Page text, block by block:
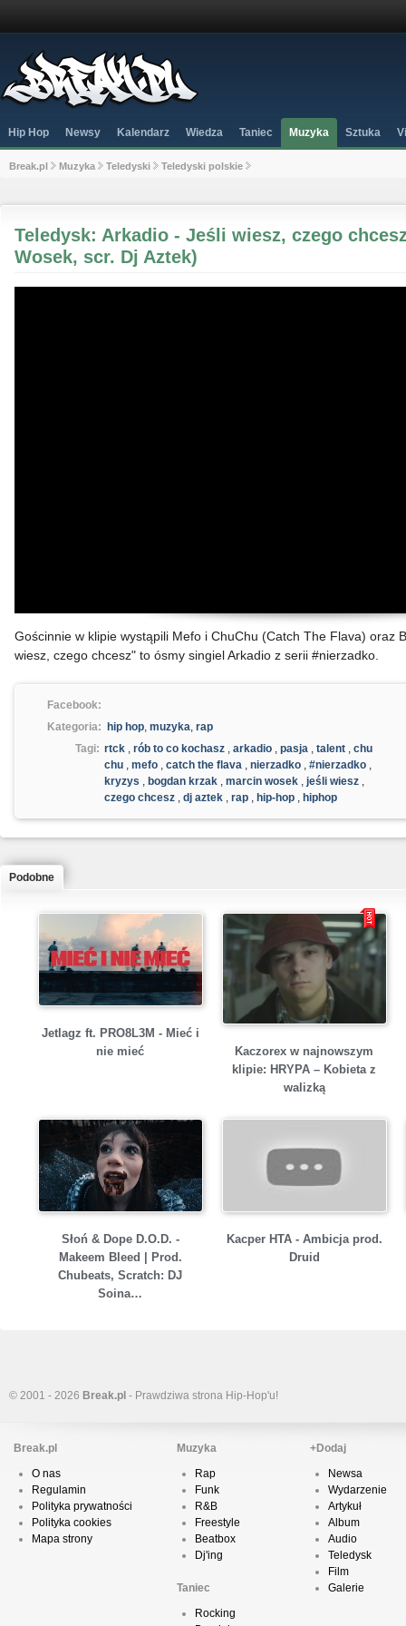
Hip Hop Newsy Kalendarz Wiedza Taniec Muzyka Sztuka
Break.pl Muzyka Teledyski Teledyski polskie
Teledysk: Arkadio - Jeśli wiesz, czego
Wosek, scr. Dj Aztek)
Gościnnie w klipie wystąpili Mefo i ChuChu (Catch The Flava) oraz
wiesz, czego chcesz" to ósmy singiel Arkadio z serii #nierzadko.
Facebook:
Kategoria:
hip hop, muzyka, rap
Tagi: rtck , rób to co kochasz , arkadio , pasja , talent , chu
chu , mefo , catch the flava , nierzadko , #nierzadko ,
kryzys , bogdan krzak , marcin wosek , jeśli wiesz ,
czego chcesz , dj aztek , rap , hip-hop , hiphop
Podobne
Jetlagz ft. PRO8L3M - Mieć i
nie mieć
Kaczorex w najnowszym
klipie: HRYPA – Kobieta z
walizką
Słoń & Dope D.O.D. -
Makeem Bleed | Prod.
Chubeats, Scratch: DJ
Soina…
Kacper HTA - Ambicja prod.
Druid
© 2001 - 2026 Break.pl - Prawdziwa strona Hip-Hop'u!
Break.pl
O nas
Regulamin
Polityka prywatności
Polityka cookies
Mapa strony
Muzyka
Rap
Funk
R&B
Freestyle
Beatbox
Dj'ing
Taniec
Rocking
+Dodaj
Newsa
Wydarzenie
Artykuł
Album
Audio
Teledysk
Film
Galerie